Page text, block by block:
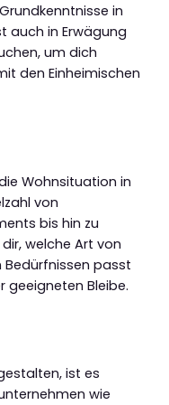
in
auch in Erwägung
um dich
den Einheimischen
Wohnsituation in
von
bis hin zu
welche Art von
passt
geeigneten Bleibe.
ist es
wie